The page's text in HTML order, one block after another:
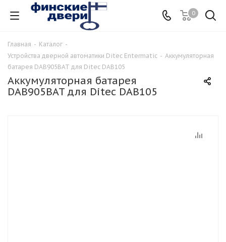
0
Главная - Каталог -
Устройства дверной автоматики Ditec Entermatic - Аккумуляторная
батарея DAB905BAT для Ditec DAB105
Аккумуляторная батарея
DAB905BAT для Ditec DAB105